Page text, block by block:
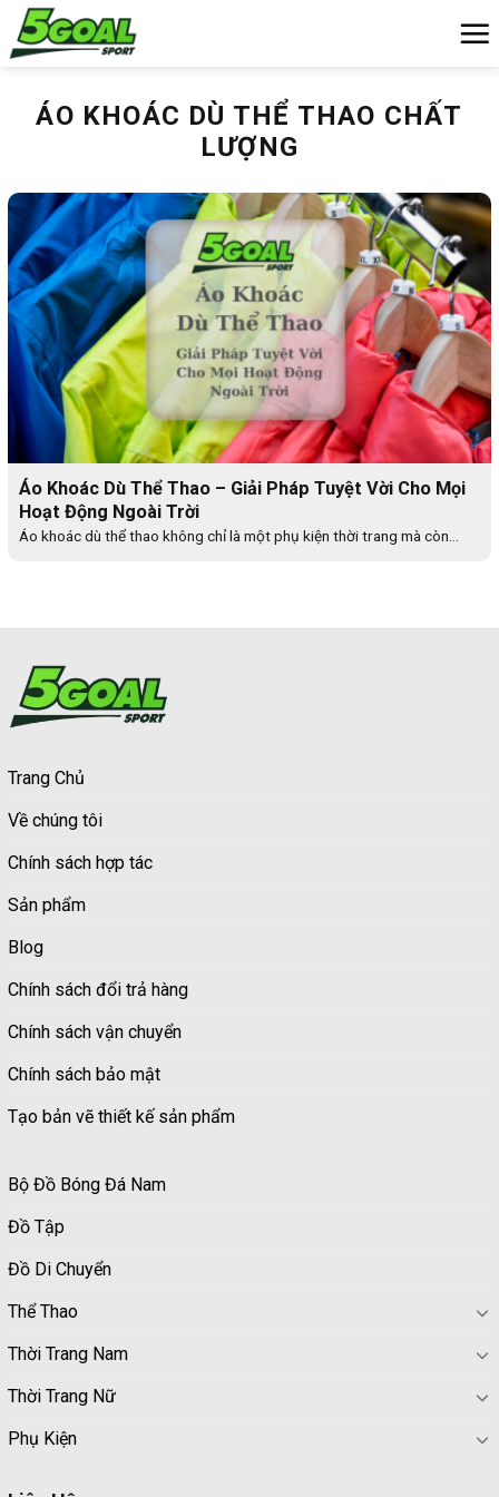
Chuyển
đến
ÁO KHOÁC DÙ THỂ THAO CHẤT
LƯỢNG
Áo Khoác Dù Thể Thao – Giải Pháp Tuyệt Vời Cho Mọi
Hoạt Động Ngoài Trời
Áo khoác dù thể thao không chỉ là một phụ kiện thời trang mà còn...
Trang Chủ
Về chúng tôi
Chính sách hợp tác
Sản phẩm
Blog
Chính sách đổi trả hàng
Chính sách vận chuyển
Chính sách bảo mật
Tạo bản vẽ thiết kế sản phẩm
Bộ Đồ Bóng Đá Nam
Đồ Tập
Đồ Di Chuyển
Thể Thao
Thời Trang Nam
Thời Trang Nữ
Phụ Kiện